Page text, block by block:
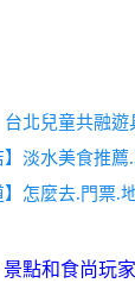
台北兒童共融
】淡水美食推
怎麼去.門票.
點和食尚玩